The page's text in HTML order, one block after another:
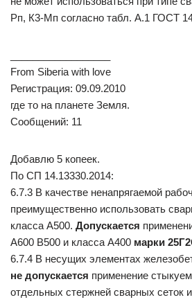
Рп, К3-Мп согласно табл. А.1 ГОСТ
From Siberia with love
Регистрация: 09.09.2010
где то на планете Земля.
Сообщений: 11
Добавлю 5 копеек.
По СП 14.13330.2014:
6.7.3 В качестве ненапрягаемой
преимущественно использовать
класса А500. Допускается
А600 В500 и класса А400 марки
6.7.4 В несущих элементах
не допускается применение
отдельных стержней сварных сеток